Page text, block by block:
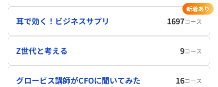
耳で効く！ビジネスサプリ 1697コース
新着あり
Z世代と考える 9コース
グロービス講師がCFOに聞いてみた 16コース